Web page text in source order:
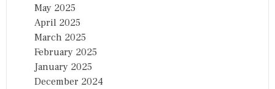
May 2025
April 2025
March 2025
February 2025
January 2025
December 2024